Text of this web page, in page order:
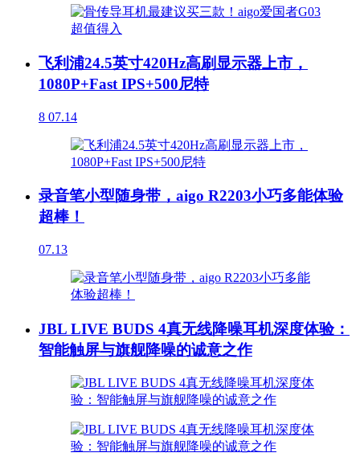
飞利浦24.5英寸420Hz高刷显示器上市，
1080P+Fast IPS+500尼特
8 07.14
录音笔小型随身带，aigo R2203小巧多能体验
超棒！
07.13
JBL LIVE BUDS 4真无线降噪耳机深度体验：
智能触屏与旗舰降噪的诚意之作